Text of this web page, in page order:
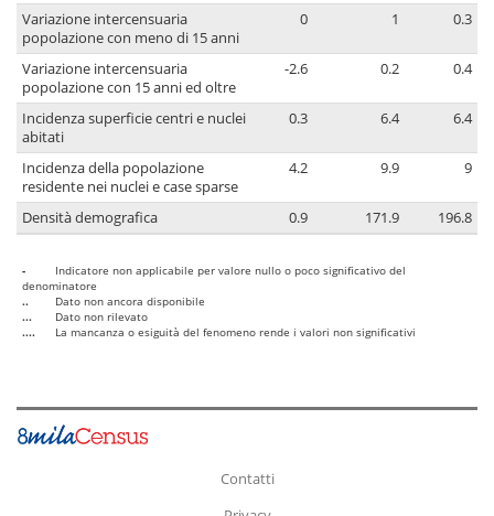
Variazione intercensuaria
popolazione con meno di 15 anni
0 1 0.3
Variazione intercensuaria
popolazione con 15 anni ed oltre
-2.6 0.2 0.4
Incidenza superficie centri e nuclei
abitati
0.3 6.4 6.4
Incidenza della popolazione
residente nei nuclei e case sparse
4.2 9.9 9
Densità demografica 0.9 171.9 196.8
-
Indicatore non applicabile per valore nullo o poco significativo del
denominatore
..
Dato non ancora disponibile
...
Dato non rilevato
....
La mancanza o esiguità del fenomeno rende i valori non significativi
Contatti